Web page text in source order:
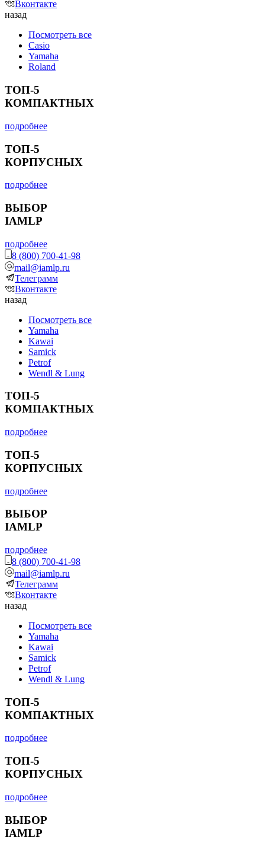
Вконтакте
назад
Посмотреть все
Casio
Yamaha
Roland
ТОП-5
КОМПАКТНЫХ
подробнее
ТОП-5
КОРПУСНЫХ
подробнее
ВЫБОР
IAMLP
подробнее
8 (800) 700-41-98
mail@iamlp.ru
Телеграмм
Вконтакте
назад
Посмотреть все
Yamaha
Kawai
Samick
Petrof
Wendl & Lung
ТОП-5
КОМПАКТНЫХ
подробнее
ТОП-5
КОРПУСНЫХ
подробнее
ВЫБОР
IAMLP
подробнее
8 (800) 700-41-98
mail@iamlp.ru
Телеграмм
Вконтакте
назад
Посмотреть все
Yamaha
Kawai
Samick
Petrof
Wendl & Lung
ТОП-5
КОМПАКТНЫХ
подробнее
ТОП-5
КОРПУСНЫХ
подробнее
ВЫБОР
IAMLP